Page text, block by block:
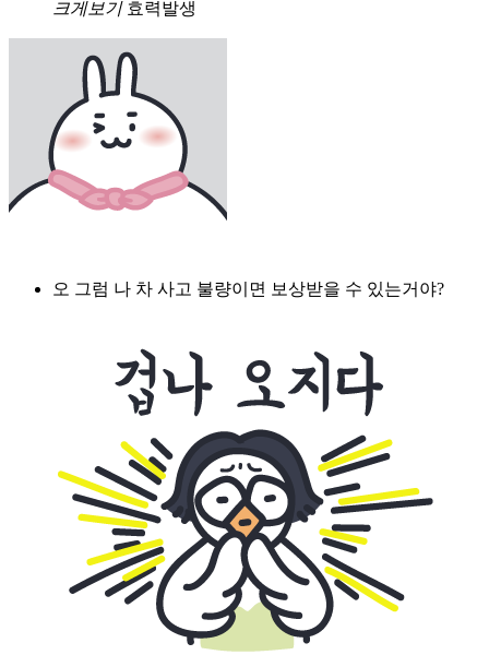
크게보기 효력발생
오 그럼 나 차 사고 불량이면 보상받을 수 있는거야?